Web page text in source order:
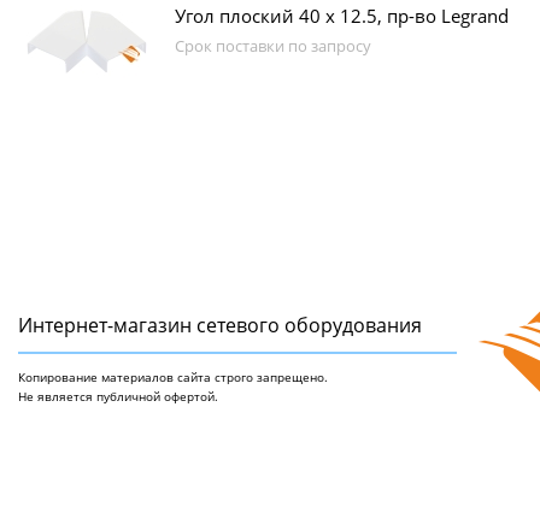
Угол плоский 40 х 12.5, пр-во Legrand
Срок поставки по запросу
Интернет-магазин сетeвого оборудования
Копирование материалов сайта строго запрещено.
Не является публичной офертой.